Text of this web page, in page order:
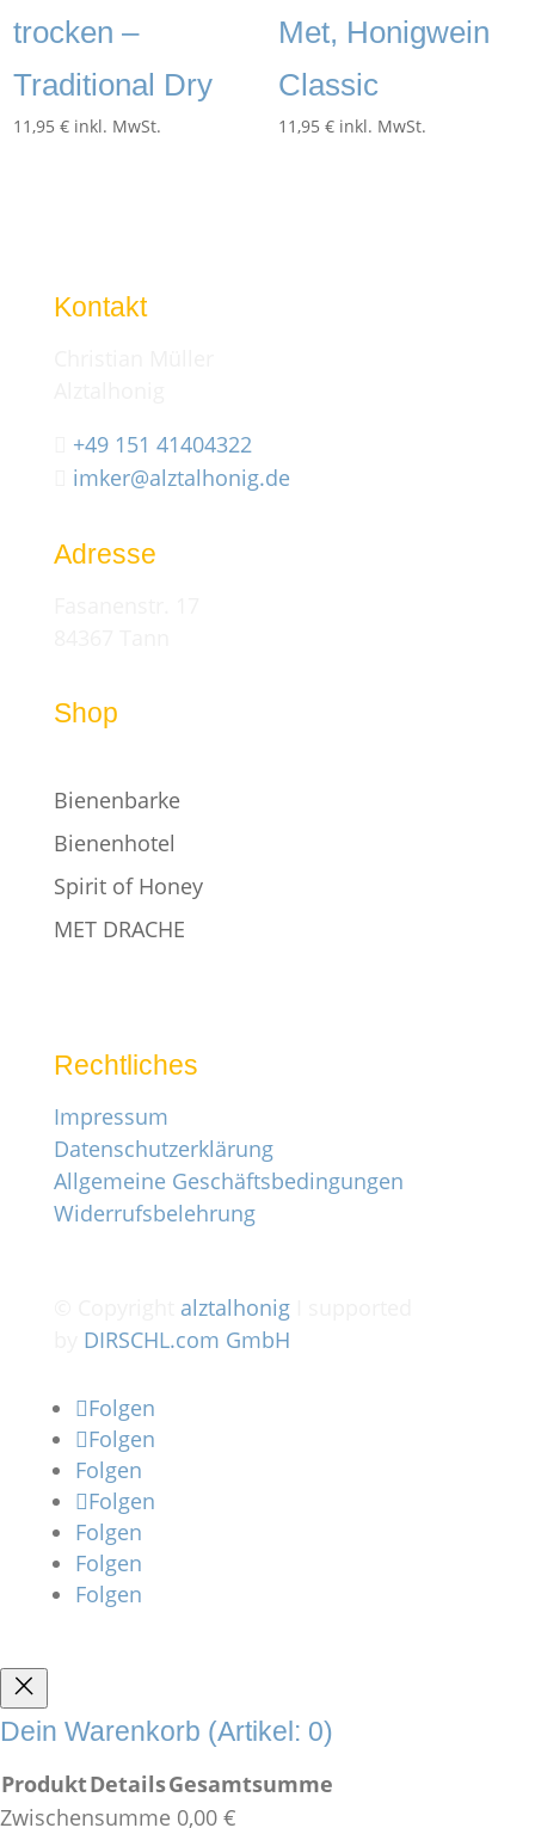
trocken –
Traditional Dry
11,95€ inkl. MwSt.
Met, Honigwein
Classic
11,95 € inkl. MwSt.
Kontakt
+49 151 41404322
imker@alztalhonig.de
Adresse
Shop
Bienenbarke
Bienenhotel
Spirit of Honey
MET DRACHE
Rechtliches
Impressum
Datenschutzerklärung
Allgemeine Geschäftsbedingungen
Widerrufsbelehrung
alztalhonig
DIRSCHL.com GmbH
Folgen
Folgen
Folgen
Folgen
Folgen
Folgen
Folgen
Dein Warenkorb (Artikel: 0)
ProduktDetailsGesamtsumme
Zwischensumme 0,00 €